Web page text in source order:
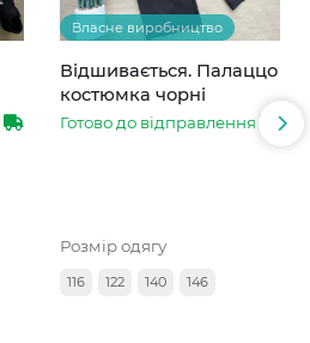
Власне виробництво
Відшивається. Палаццо
костюмка чорні
Готово до відправлення
Розмір одягу
116 122 140 146